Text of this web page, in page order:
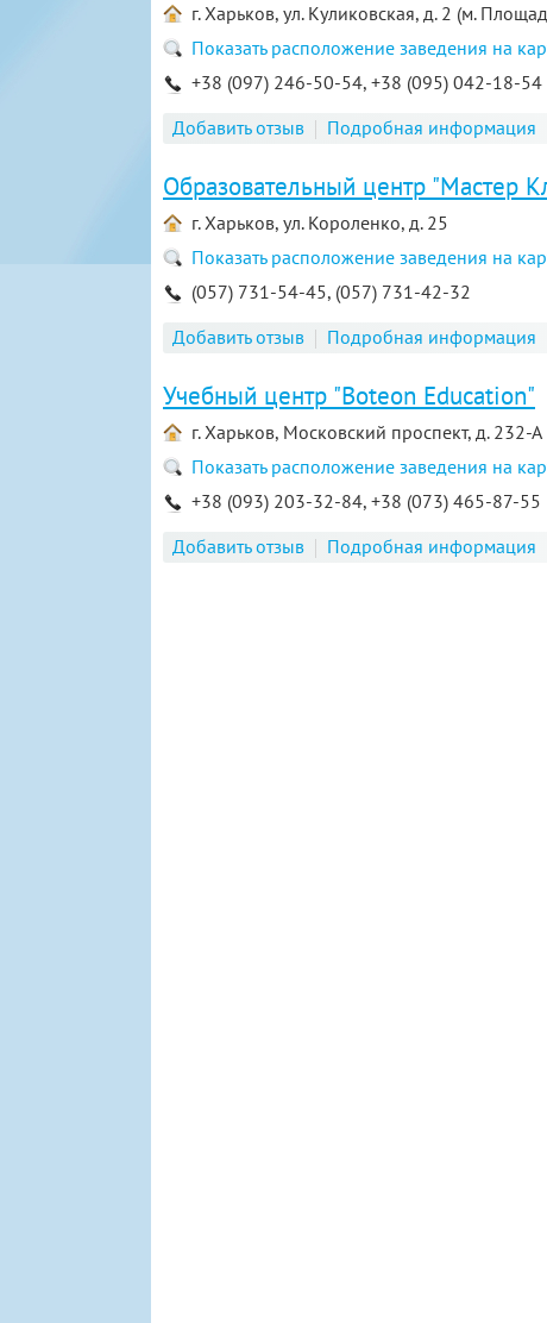
г. Харьков, ул. Куликовская, д. 2 (м.
Показать расположение заведения на
+38 (097) 246-50-54, +38 (095) 042-18-54
Добавить отзыв
Подробная информация
Образовательный центр "Мастер
г. Харьков, ул. Короленко, д. 25
Показать расположение заведения на
(057) 731-54-45, (057) 731-42-32
Добавить отзыв
Подробная информация
Учебный центр "Boteon Education"
г. Харьков, Московский проспект, д. 232-А
Показать расположение заведения на
+38 (093) 203-32-84, +38 (073) 465-87-55
Добавить отзыв
Подробная информация